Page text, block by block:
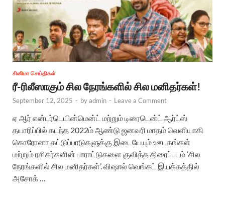
சினிமா செய்திகள்
ரீ-ரிலீஸாகும் சில நேரங்களில் சில மனிதர்கள்!
September 12, 2025 - byadmin - Leave a Comment
ஏ ஆர் என்டர்டெயின்மென்ட் மற்றும் டிரைடென்ட் ஆர்ட்ஸ்
தயாரிப்பில் கடந்த 2022ம் ஆண்டு ஜனவரி மாதம் வெளியாகி
கொரோனா கட்டுப்பாடுகளுக்கு இடையேயும் ஊடகங்கள்
மற்றும் ரசிகர்களின் பாராட்டுகளை குவித்த திரைப்படம் ‘சில
நேரங்களில் சில மனிதர்கள்’. விஷால் வெங்கட் இயக்கத்தில்
அசோக் …